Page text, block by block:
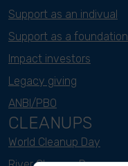
Support as an indivual
Support as a foundation
Impact investors
Legacy giving
ANBI/PBO
CLEANUPS
World Cleanup Day